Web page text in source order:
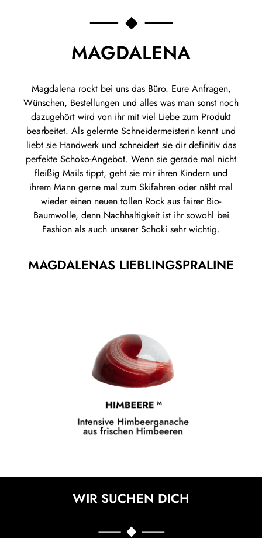
MAGDALENA
Magdalena rockt bei uns das Büro. Eure Anfragen,
Wünschen, Bestellungen und alles was man sonst noch
dazugehört wird von ihr mit viel Liebe zum Produkt
bearbeitet. Als gelernte Schneidermeisterin kennt und
liebt sie Handwerk und schneidert sie dir definitiv das
perfekte Schoko-Angebot. Wenn sie gerade mal nicht
fleißig Mails tippt, geht sie mir ihren Kindern und
ihrem Mann gerne mal zum Skifahren oder näht mal
wieder einen neuen tollen Rock aus fairer Bio-
Baumwolle, denn Nachhaltigkeit ist ihr sowohl bei
Fashion als auch unserer Schoki sehr wichtig.
MAGDALENAS LIEBLINGSPRALINE
WIR SUCHEN DICH